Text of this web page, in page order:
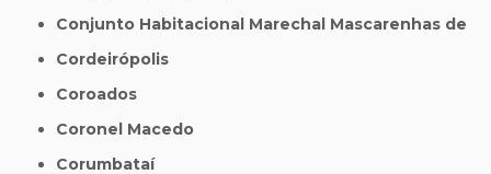
Conjunto Habitacional Marechal Mascarenhas de
Cordeirópolis
Coroados
Coronel Macedo
Corumbataí